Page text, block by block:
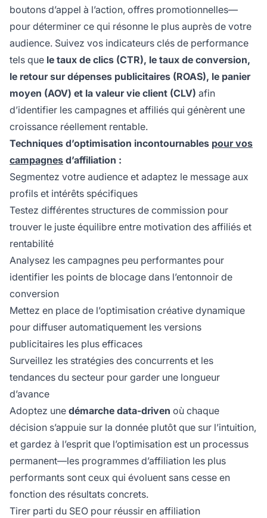
boutons d’appel à l’action, offres promotionnelles—
pour déterminer ce qui résonne le plus auprès de votre
audience. Suivez vos indicateurs clés de performance
tels que le taux de clics (CTR), le taux de conversion,
le retour sur dépenses publicitaires (ROAS), le panier
moyen (AOV) et la valeur vie client (CLV) afin
d’identifier les campagnes et affiliés qui génèrent une
croissance réellement rentable.
Techniques d’optimisation incontournables pour vos
campagnes d’affiliation :
Segmentez votre audience et adaptez le message aux
profils et intérêts spécifiques
Testez différentes structures de commission pour
trouver le juste équilibre entre motivation des affiliés et
rentabilité
Analysez les campagnes peu performantes pour
identifier les points de blocage dans l’entonnoir de
conversion
Mettez en place de l’optimisation créative dynamique
pour diffuser automatiquement les versions
publicitaires les plus efficaces
Surveillez les stratégies des concurrents et les
tendances du secteur pour garder une longueur
d’avance
Adoptez une démarche data-driven où chaque
décision s’appuie sur la donnée plutôt que sur l’intuition,
et gardez à l’esprit que l’optimisation est un processus
permanent—les programmes d’affiliation les plus
performants sont ceux qui évoluent sans cesse en
fonction des résultats concrets.
Tirer parti du SEO pour réussir en affiliation